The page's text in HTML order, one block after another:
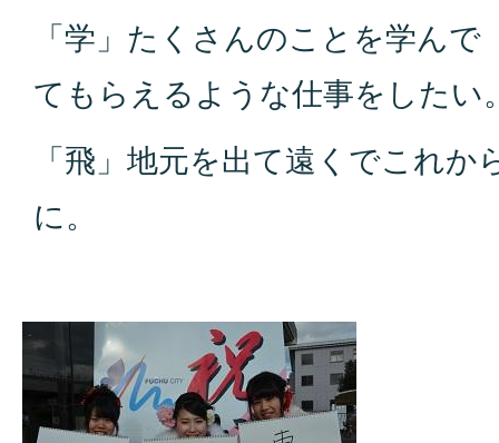
「学」たくさんのことを学ん
てもらえるような仕事をしたい
「飛」地元を出て遠くでこれ
に。